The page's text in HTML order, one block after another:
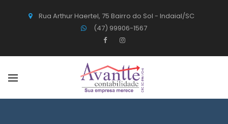
Rua Arthur Haertel, 75 Bairro do Sol - Indaial/SC
(47) 99906-1567